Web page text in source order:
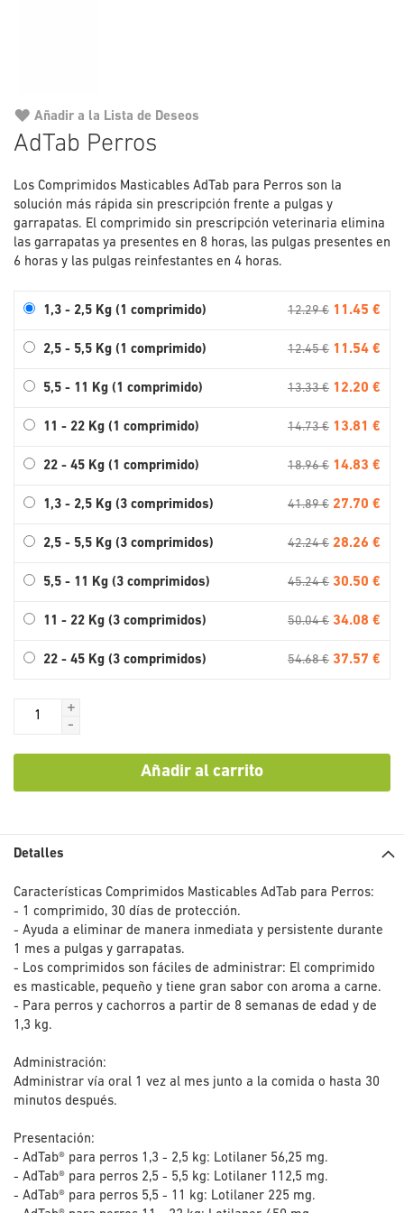
AdTab Perros
Los Comprimidos Masticables AdTab para Perros son la
solución más rápida sin prescripción frente a pulgas y
garrapatas. El comprimido sin prescripción veterinaria elimina
las garrapatas ya presentes en 8 horas, las pulgas presentes en
6 horas y las pulgas reinfestantes en 4 horas.
1,3 - 2,5 Kg (1 comprimido) 12.29 € 11.45 €
2,5 - 5,5 Kg (1 comprimido) 12.45 € 11.54 €
5,5 - 11 Kg (1 comprimido) 13.33 € 12.20 €
11 - 22 Kg (1 comprimido) 14.73 € 13.81 €
22 - 45 Kg (1 comprimido) 18.96 € 14.83 €
1,3 - 2,5 Kg (3 comprimidos) 41.89 € 27.70 €
2,5 - 5,5 Kg (3 comprimidos) 42.24 € 28.26 €
5,5 - 11 Kg (3 comprimidos) 45.24 € 30.50 €
11 - 22 Kg (3 comprimidos) 50.04 € 34.08 €
22 - 45 Kg (3 comprimidos) 54.68 € 37.57 €
+
-
Añadir al carrito
Añadir a la Lista de Deseos
de
la
galería
de
imágenes
Detalles
Características Comprimidos Masticables AdTab para Perros:
- 1 comprimido, 30 días de protección.
- Ayuda a eliminar de manera inmediata y persistente durante
1 mes a pulgas y garrapatas.
- Los comprimidos son fáciles de administrar: El comprimido
es masticable, pequeño y tiene gran sabor con aroma a carne.
- Para perros y cachorros a partir de 8 semanas de edad y de
1,3 kg.
Administración:
Administrar vía oral 1 vez al mes junto a la comida o hasta 30
minutos después.
Presentación:
- AdTab® para perros 1,3 - 2,5 kg: Lotilaner 56,25 mg.
- AdTab® para perros 2,5 - 5,5 kg: Lotilaner 112,5 mg.
- AdTab® para perros 5,5 - 11 kg: Lotilaner 225 mg.